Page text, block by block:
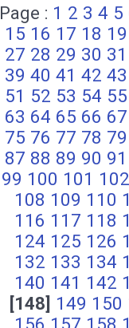
Page : 1 2 3 4 5
15 16 17 18 19
27 28 29 30 31
39 40 41 42 43
51 52 53 54 55
63 64 65 66 67
75 76 77 78 79
87 88 89 90 91
99 100 101 102
108 109 110
116 117 118
124 125 126
132 133 134
140 141 142
[148] 149 150